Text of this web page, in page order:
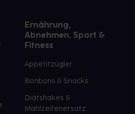
Ernährung,
Abnehmen, Sport &
Fitness
Appetitzügler
Bonbons & Snacks
Diätshakes &
Mahlzeitenersatz